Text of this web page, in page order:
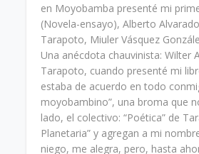
en Moyobamba presenté mi
(Novela-ensayo), Alberto
Tarapoto, Miuler Vásquez
Una anécdota chauvinista: Wilter
Tarapoto, cuando presenté mi
estaba de acuerdo en todo
moyobambino”, una broma que
lado, el colectivo: “Poética” de
Planetaria” y agregan a mi
niego, me alegra, pero, hasta